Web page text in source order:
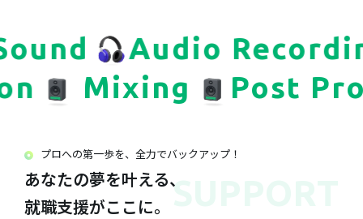
Audio Recording
Mixing Post
プロへの第一歩を、全力でバックアップ！
あなたの夢を叶える、
就職支援がここに。 SUPPORT